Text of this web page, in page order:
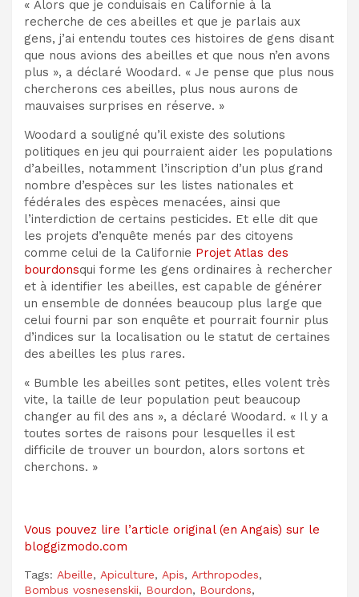
« Alors que je conduisais en Californie à la
recherche de ces abeilles et que je parlais aux
gens, j’ai entendu toutes ces histoires de gens disant
que nous avions des abeilles et que nous n’en avons
plus », a déclaré Woodard. « Je pense que plus nous
chercherons ces abeilles, plus nous aurons de
mauvaises surprises en réserve. »
Woodard a souligné qu’il existe des solutions
politiques en jeu qui pourraient aider les populations
d’abeilles, notamment l’inscription d’un plus grand
nombre d’espèces sur les listes nationales et
fédérales des espèces menacées, ainsi que
l’interdiction de certains pesticides. Et elle dit que
les projets d’enquête menés par des citoyens
comme celui de la Californie Projet Atlas des
bourdonsqui forme les gens ordinaires à rechercher
et à identifier les abeilles, est capable de générer
un ensemble de données beaucoup plus large que
celui fourni par son enquête et pourrait fournir plus
d’indices sur la localisation ou le statut de certaines
des abeilles les plus rares.
« Bumble les abeilles sont petites, elles volent très
vite, la taille de leur population peut beaucoup
changer au fil des ans », a déclaré Woodard. « Il y a
toutes sortes de raisons pour lesquelles il est
difficile de trouver un bourdon, alors sortons et
cherchons. »
Vous pouvez lire l’article original (en Angais) sur le
bloggizmodo.com
Tags: Abeille, Apiculture, Apis, Arthropodes,
Bombus vosnesenskii, Bourdon, Bourdons,